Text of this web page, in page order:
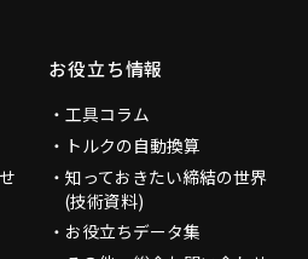
お役立ち情報
工具コラム
トルクの自動換算
知っておきたい締結の世界
(技術資料)
お役立ちデータ集